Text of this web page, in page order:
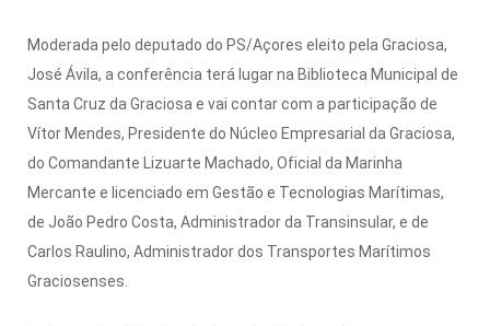
Moderada pelo deputado do PS/Açores eleito pela Graciosa,
José Ávila, a conferência terá lugar na Biblioteca Municipal de
Santa Cruz da Graciosa e vai contar com a participação de
Vítor Mendes, Presidente do Núcleo Empresarial da Graciosa,
do Comandante Lizuarte Machado, Oficial da Marinha
Mercante e licenciado em Gestão e Tecnologias Marítimas,
de João Pedro Costa, Administrador da Transinsular, e de
Carlos Raulino, Administrador dos Transportes Marítimos
Graciosenses.